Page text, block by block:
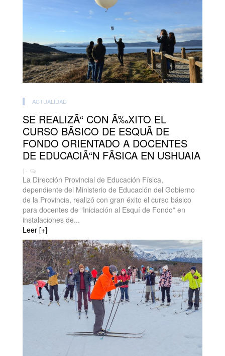
ACTUALIDAD
SE REALIZÃ“ CON Ã‰XITO EL
CURSO BÃSICO DE ESQUÃ DE
FONDO ORIENTADO A DOCENTES
DE EDUCACIÃ“N FÃSICA EN USHUAIA
| -
La Dirección Provincial de Educación Física,
dependiente del Ministerio de Educación del Gobierno
de la Provincia, realizó con gran éxito el curso básico
para docentes de “Iniciación al Esquí de Fondo” en
instalaciones de...
Leer [+]